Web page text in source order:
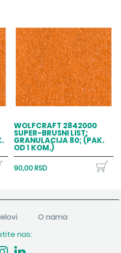
WOLFCRAFT 2842000
SUPER-BRUSNI LIST;
GRANULACIJA 80; (PAK.
OD 1 KOM.)
90,00 RSD
O nama
nas: